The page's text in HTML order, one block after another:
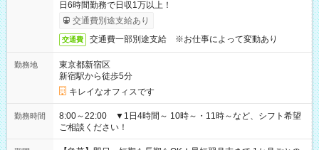
日6時間勤務で日収1万以上！
交通費別途支給あり
交通費 交通費一部別途支給 ※お仕事によって変動あり
勤務地
東京都新宿区
新宿駅から徒歩5分
キレイなオフィスです
勤務時間
8:00～22:00 ▼1日4時間～ 10時～・11時～など、シフト希望
ご相談ください！